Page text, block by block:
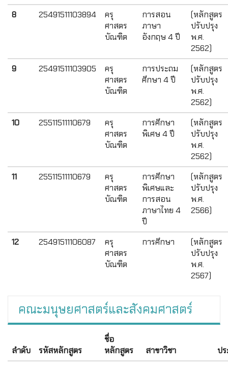
8
25491511103894
ครุ
ศาสตร
บัณฑิต
การสอน
ภาษา
อังกฤษ 4 ปี
(หลักสูตร
ปรับปรุง
พ.ศ.
2562)
9
25491511103905
ครุ
ศาสตร
บัณฑิต
การประถม
ศึกษา 4 ปี
(หลักสูตร
ปรับปรุง
พ.ศ.
2562)
10
25511511110679
ครุ
ศาสตร
บัณฑิต
การศึกษา
พิเศษ 4 ปี
(หลักสูตร
ปรับปรุง
พ.ศ.
2562)
11
25511511110679
ครุ
ศาสตร
บัณฑิต
การศึกษา
พิเศษและ
การสอน
ภาษาไทย 4
ปี
(หลักสูตร
ปรับปรุง
พ.ศ.
2566)
12 25491511106087
ครุ
ศาสตร
บัณฑิต
การศึกษา
(หลักสูตร
ปรับปรุง
พ.ศ.
2567)
คณะมนุษยศาสตร์และสังคมศาสตร์
ลำดับ รหัสหลักสูตร
ชื่อ
หลักสูตร
สาขาวิชา
ปร